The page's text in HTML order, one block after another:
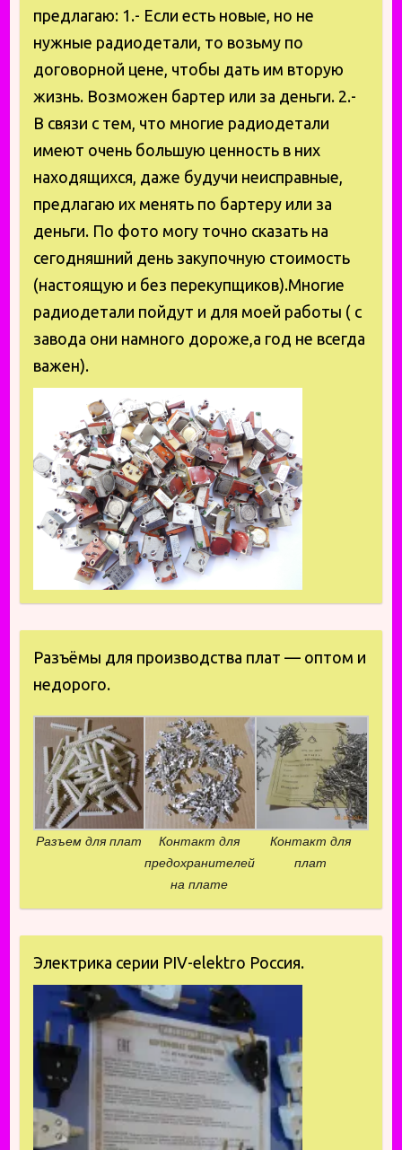
предлагаю: 1.- Если есть новые, но не
нужные радиодетали, то возьму по
договорной цене, чтобы дать им вторую
жизнь. Возможен бартер или за деньги. 2.-
В связи с тем, что многие радиодетали
имеют очень большую ценность в них
находящихся, даже будучи неисправные,
предлагаю их менять по бартеру или за
деньги. По фото могу точно сказать на
сегодняшний день закупочную стоимость
(настоящую и без перекупщиков).Многие
радиодетали пойдут и для моей работы ( с
завода они намного дороже,а год не всегда
важен).
Разъёмы для производства плат — оптом и
недорого.
Разъем для плат
Контакт для
предохранителей
на плате
Контакт для
плат
Электрика серии PIV-elektro Россия.